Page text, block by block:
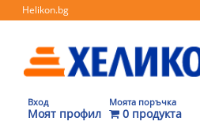
Helikon.bg
Вход
Моят профил
Моята поръчка
0 продукта